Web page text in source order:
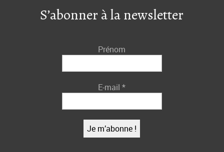
S’abonner à la newsletter
Prénom
E-mail*